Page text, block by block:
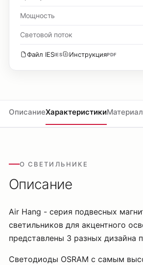
Мощность
Световой поток
Файл IESIES ИнструкцияPDF
ОписаниеХарактеристики
О СВЕТИЛЬНИКЕ
Описание
Air Hang - cерия подвесных
светильников для акцентного
представлены 3 разных дизайна
Светодиоды OSRAM с самым